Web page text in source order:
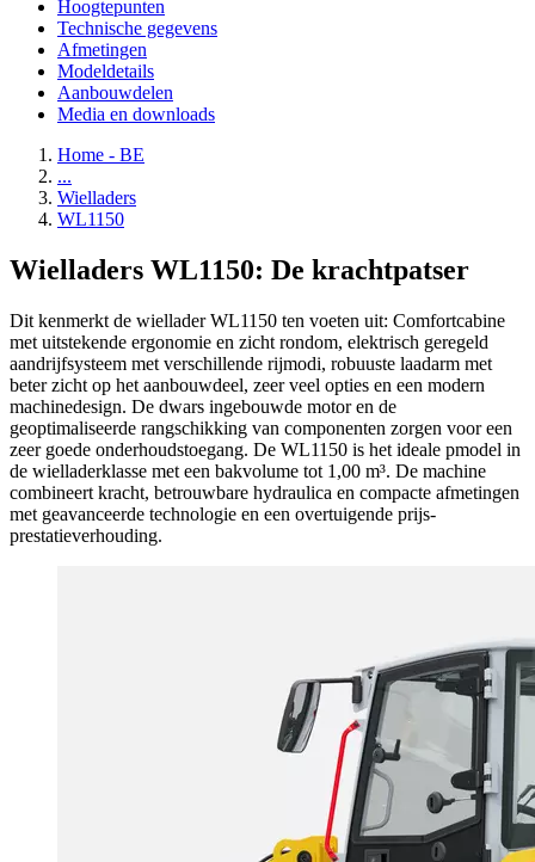
Hoogtepunten
Technische gegevens
Afmetingen
Modeldetails
Aanbouwdelen
Media en downloads
Home - BE
...
Wielladers
WL1150
Wielladers WL1150: De krachtpatser
Dit kenmerkt de wiellader WL1150 ten voeten uit: Comfortcabine
met uitstekende ergonomie en zicht rondom, elektrisch geregeld
aandrijfsysteem met verschillende rijmodi, robuuste laadarm met
beter zicht op het aanbouwdeel, zeer veel opties en een modern
machinedesign. De dwars ingebouwde motor en de
geoptimaliseerde rangschikking van componenten zorgen voor een
zeer goede onderhoudstoegang. De WL1150 is het ideale pmodel in
de wielladerklasse met een bakvolume tot 1,00 m³. De machine
combineert kracht, betrouwbare hydraulica en compacte afmetingen
met geavanceerde technologie en een overtuigende prijs-
prestatieverhouding.